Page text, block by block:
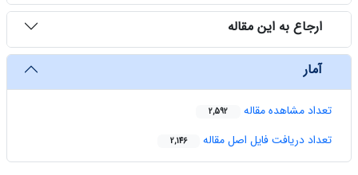
ارجاع به این مقاله
آمار
تعداد مشاهده مقاله 2,592
تعداد دریافت فایل اصل مقاله 2,146